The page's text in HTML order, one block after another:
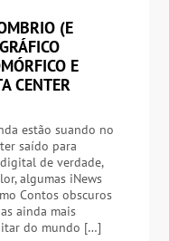
(E
E
CENTER
estão suando no
saído para
de verdade,
algumas iNews
Contos obscuros
ainda mais
do mundo […]